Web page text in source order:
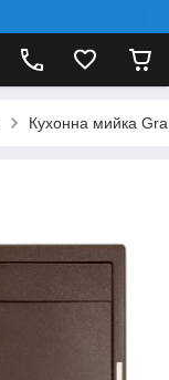
Кухонна мийка